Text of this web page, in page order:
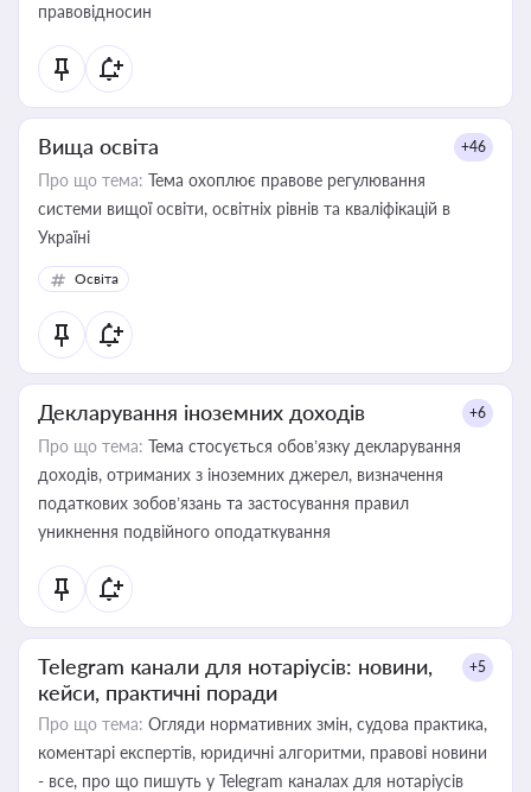
правовідносин
Вища освіта +46
Про що тема: Тема охоплює правове регулювання
системи вищої освіти, освітніх рівнів та кваліфікацій в
Україні
Освіта
Декларування іноземних доходів +6
Про що тема: Тема стосується обов’язку декларування
доходів, отриманих з іноземних джерел, визначення
податкових зобов’язань та застосування правил
уникнення подвійного оподаткування
Telegram канали для нотаріусів: новини,
кейси, практичні поради
+5
Про що тема: Огляди нормативних змін, судова практика,
коментарі експертів, юридичні алгоритми, правові новини
- все, про що пишуть у Telegram каналах для нотаріусів